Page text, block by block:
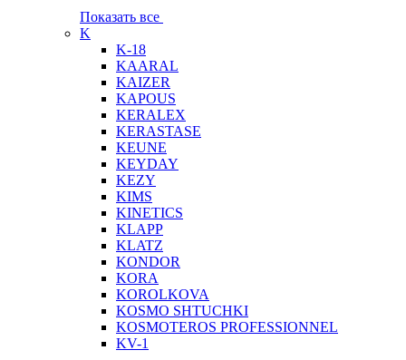
Показать все
K
K-18
KAARAL
KAIZER
KAPOUS
KERALEX
KERASTASE
KEUNE
KEYDAY
KEZY
KIMS
KINETICS
KLAPP
KLATZ
KONDOR
KORA
KOROLKOVA
KOSMO SHTUCHKI
KOSMOTEROS PROFESSIONNEL
KV-1